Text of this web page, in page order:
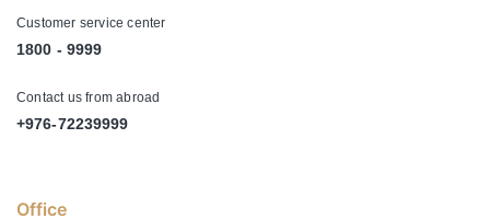
Customer service center
1800 - 9999
Contact us from abroad
+976-72239999
Office